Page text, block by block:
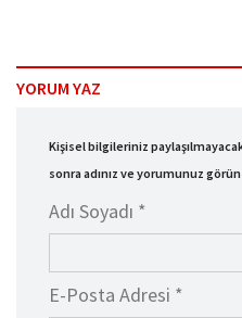
YORUM YAZ
Kişisel bilgileriniz
sonra adınız ve yorumunuz
Adı Soyadı *
E-Posta Adresi *